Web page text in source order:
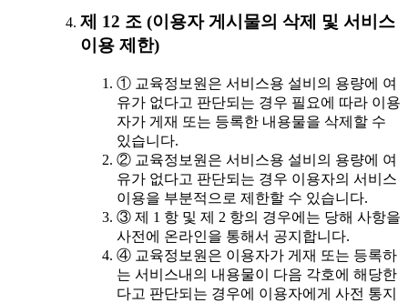
제 12 조 (이용자 게시물의 삭제 및 서비스
이용 제한)
① 교육정보원은 서비스용 설비의 용량에 여
유가 없다고 판단되는 경우 필요에 따라 이용
자가 게재 또는 등록한 내용물을 삭제할 수
있습니다.
② 교육정보원은 서비스용 설비의 용량에 여
유가 없다고 판단되는 경우 이용자의 서비스
이용을 부분적으로 제한할 수 있습니다.
③ 제 1 항 및 제 2 항의 경우에는 당해 사항을
사전에 온라인을 통해서 공지합니다.
④ 교육정보원은 이용자가 게재 또는 등록하
는 서비스내의 내용물이 다음 각호에 해당한
다고 판단되는 경우에 이용자에게 사전 통지